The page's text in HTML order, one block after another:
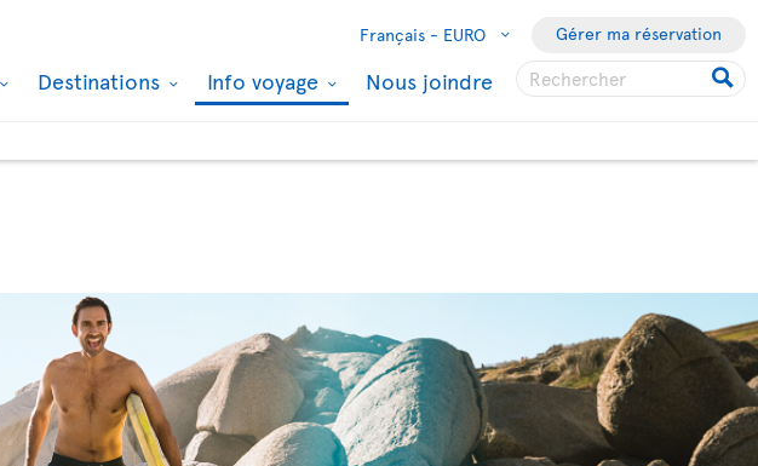
Français - EURO Gérer ma réservation
Destinations Info voyage Nous joindre